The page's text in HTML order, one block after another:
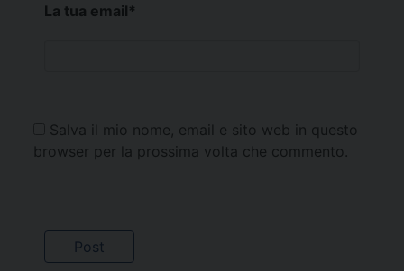
La tua email*
Salva il mio nome, email e sito web in questo
browser per la prossima volta che commento.